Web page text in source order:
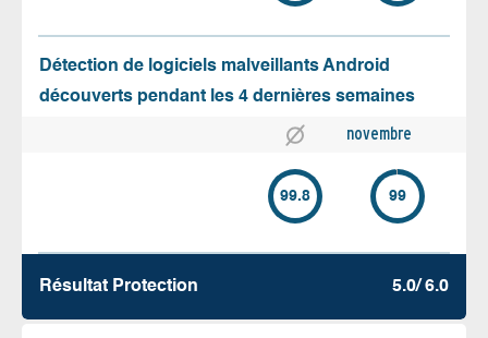
Détection de logiciels malveillants Android
découverts pendant les 4 dernières semaines
novembre
99.8 99
Résultat Protection 5.0/ 6.0